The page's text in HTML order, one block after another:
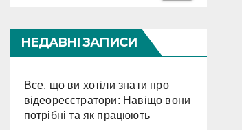
НЕДАВНІ ЗАПИСИ
Все, що ви хотіли знати про
відеореєстратори: Навіщо вони
потрібні та як працюють